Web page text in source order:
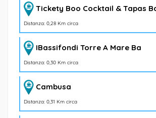
Tickety Boo Cocktail & Tapas
Distanza: 0,28 Km circa
IBassifondi Torre A Mare Ba
Distanza: 0,30 Km circa
Cambusa
Distanza: 0,31 Km circa